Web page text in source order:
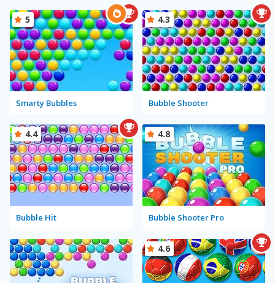
Smarty Bubbles
5
Bubble Shooter
4.3
Bubble Hit
4.4
Bubble Shooter Pro
4.8
4.6